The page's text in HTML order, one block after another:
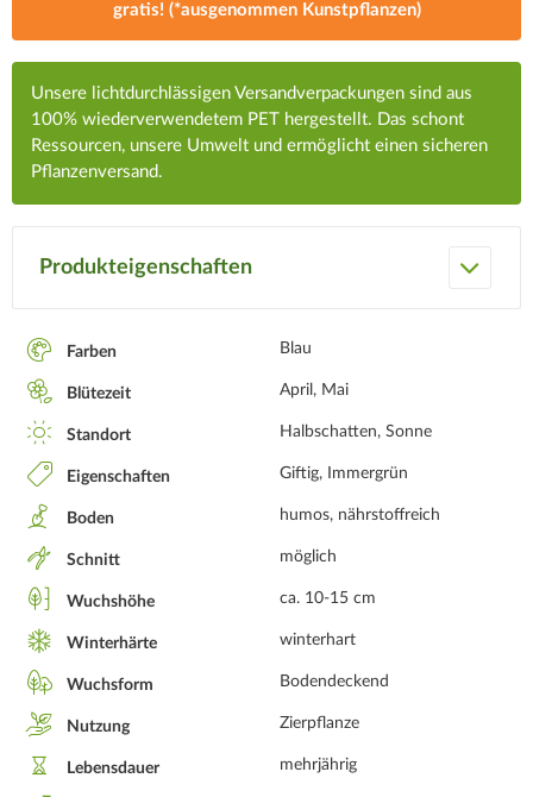
gratis! (*ausgenommen Kunstpflanzen)
Unsere lichtdurchlässigen Versandverpackungen sind aus
100% wiederverwendetem PET hergestellt. Das schont
Ressourcen, unsere Umwelt und ermöglicht einen sicheren
Pflanzenversand.
Produkteigenschaften
Farben Blau
Blütezeit April, Mai
Standort Halbschatten, Sonne
Eigenschaften Giftig, Immergrün
Boden humos, nährstoffreich
Schnitt möglich
Wuchshöhe ca. 10-15 cm
Winterhärte winterhart
Wuchsform Bodendeckend
Nutzung Zierpflanze
Lebensdauer mehrjährig